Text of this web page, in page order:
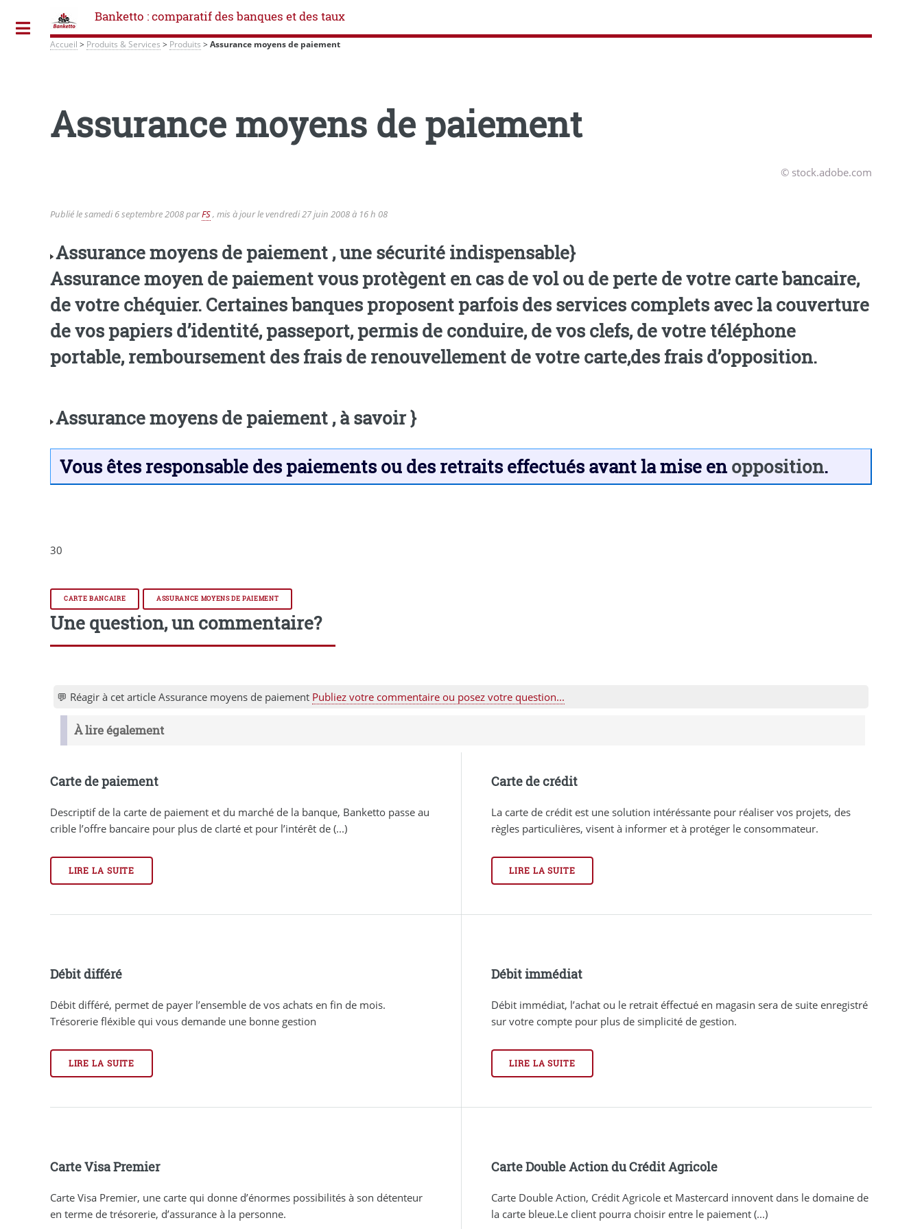
Banketto : comparatif des banques et des taux
Accueil > Produits & Services > Produits >Assurance moyens de paiement
Assurance moyens de paiement
© stock.adobe.com
Publié lesamedi 6 septembre 2008parFS, mis à jour levendredi 27 juin 2008 à 16 h 08
Assurance moyens de paiement , une sécurité indispensable}
Assurance moyen de paiement vous protègent en cas de vol ou de perte de votre carte bancaire,
de votre chéquier. Certaines banques proposent parfois des services complets avec la couverture
de vos papiers d’identité, passeport, permis de conduire, de vos clefs, de votre téléphone
portable, remboursement des frais de renouvellement de votre carte,des frais d’opposition.
Assurance moyens de paiement , à savoir }
Vous êtes responsable des paiements ou des retraits effectués avant la mise enopposition.
30
CARTE BANCAIRE ASSURANCE MOYENS DE PAIEMENT
Une question, un commentaire?
💬 Réagir à cet article Assurance moyens de paiement Publiez votre commentaire ou posez votre question...
À lire également
Carte de paiement
Descriptif de la carte de paiement et du marché de la banque, Banketto passe au
crible l’offre bancaire pour plus de clarté et pour l’intérêt de (...)
LIRE LA SUITE
Carte de crédit
La carte de crédit est une solution intéréssante pour réaliser vos projets, des
règles particulières, visent à informer et à protéger le consommateur.
LIRE LA SUITE
Débit différé
Débit différé, permet de payer l’ensemble de vos achats en fin de mois.
Trésorerie fléxible qui vous demande une bonne gestion
LIRE LA SUITE
Débit immédiat
Débit immédiat, l’achat ou le retrait éffectué en magasin sera de suite enregistré
sur votre compte pour plus de simplicité de gestion.
LIRE LA SUITE
Carte Visa Premier
Carte Visa Premier, une carte qui donne d’énormes possibilités à son détenteur
en terme de trésorerie, d’assurance à la personne.
Carte Double Action du Crédit Agricole
Carte Double Action, Crédit Agricole et Mastercard innovent dans le domaine de
la carte bleue.Le client pourra choisir entre le paiement (...)
Toggle